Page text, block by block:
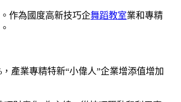
作為國度高新技巧企舞蹈教室業和專精
產業專精特新“小偉人”企業增添值增加